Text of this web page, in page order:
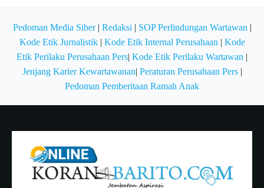
Pedoman Media Siber| Redaksi | SOP Perlindungan Wartawan |
Kode Etik Jurnalistik| Kode Etik Internal Perusahaan | Kode
Etik Perilaku Perusahaan Pers| Kode Etik Perilaku Wartawan |
Jenjang Karier Kewartawanan| Peraturan Perusahaan Pers|
Pedoman Pemberitaan Ramah Anak